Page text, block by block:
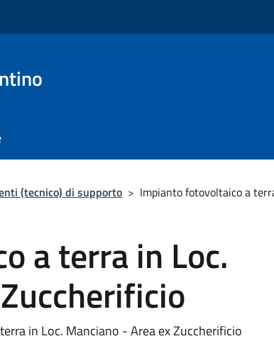
(tecnico) di supporto > Impianto fotovoltaico a
a terra in Loc.
in Loc. Manciano - Area ex Zuccherificio